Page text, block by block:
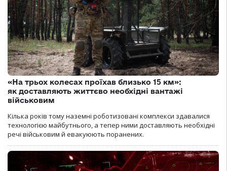
«На трьох колесах проїхав близько 15 км»:
як доставляють життєво необхідні вантажі
військовим
Кілька років тому наземні роботизовані комплекси здавалися
технологією майбутнього, а тепер ними доставляють необхідні
речі військовим й евакуюють поранених.